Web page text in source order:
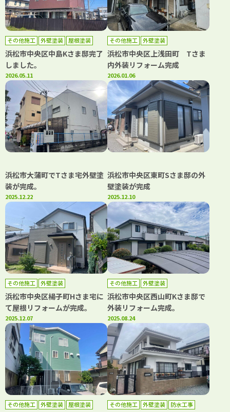
その他施工 外壁塗装 屋根塗装
浜松市中央区中島Kさま邸完了
しました。
2026.05.11
その他施工 外壁塗装
浜松市中央区上浅田町 Tさま
内外装リフォーム完成
2026.01.06
浜松市大蒲町でTさま宅外壁塗
装が完成。
2025.12.22
浜松市中央区東町Sさま邸の外
壁塗装が完成
2025.12.10
その他施工 外壁塗装
浜松市中央区楊子町Hさま宅に
て屋根リフォームが完成。
2025.12.07
その他施工 外壁塗装
浜松市中央区西山町Kさま邸で
外装リフォーム完成。
2025.08.24
その他施工 外壁塗装 屋根塗装 その他施工 外壁塗装 防水工事